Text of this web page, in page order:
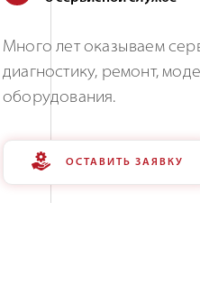
Много лет оказываем
диагностику, ремонт,
оборудования.
ОСТАВИТЬ ЗАЯВКУ